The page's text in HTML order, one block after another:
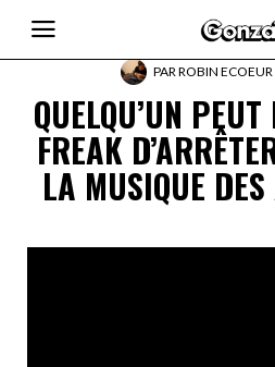
PARROBIN ECOEUR
QUELQU’UN
FREAK
LA MUSIQUE